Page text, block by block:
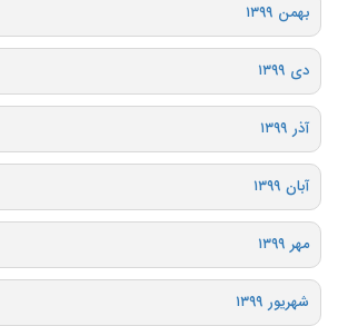
بهمن ۱۳۹۹
دی ۱۳۹۹
آذر ۱۳۹۹
آبان ۱۳۹۹
مهر ۱۳۹۹
شهریور ۱۳۹۹